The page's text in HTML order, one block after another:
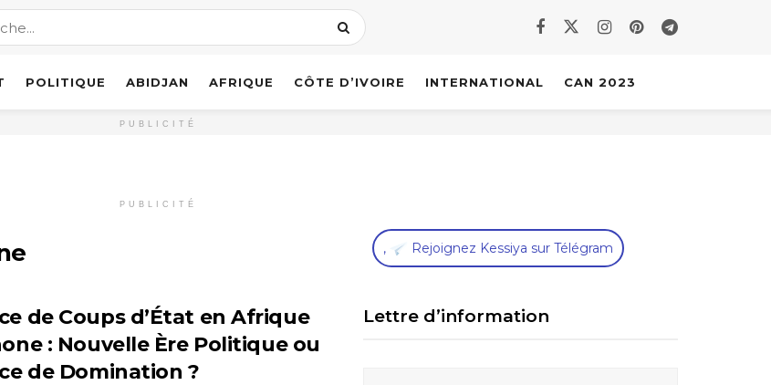
POLITIQUE ABIDJAN AFRIQUE CÔTE D’IVOIRE INTERNATIONAL CAN 2023
PUBLICITÉ
PUBLICITÉ
de Coups d’État en Afrique
: Nouvelle Ère Politique ou
de Domination ?
, Rejoignez Kessiya sur Télégram
Lettre d’information